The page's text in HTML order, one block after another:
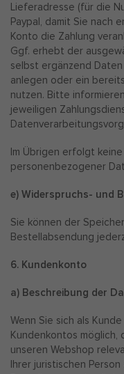
Lieferadresse (für die
Paypal, damit Sie nach
Konto die Zahlung
Ggf. erhebt der
selbst ergänzend
anlegen oder ein
nutzen. Bitte
jeweiligen
Im Übrigen erfolgt
personenbezogener
e) Widerspruchs- und
Sie können der
Bestellabsendung
6. Kundenkonto
a) Beschreibung der
Wenn Sie sich als
Kundenkontos
unseren Webshop
Ihrer juristischen